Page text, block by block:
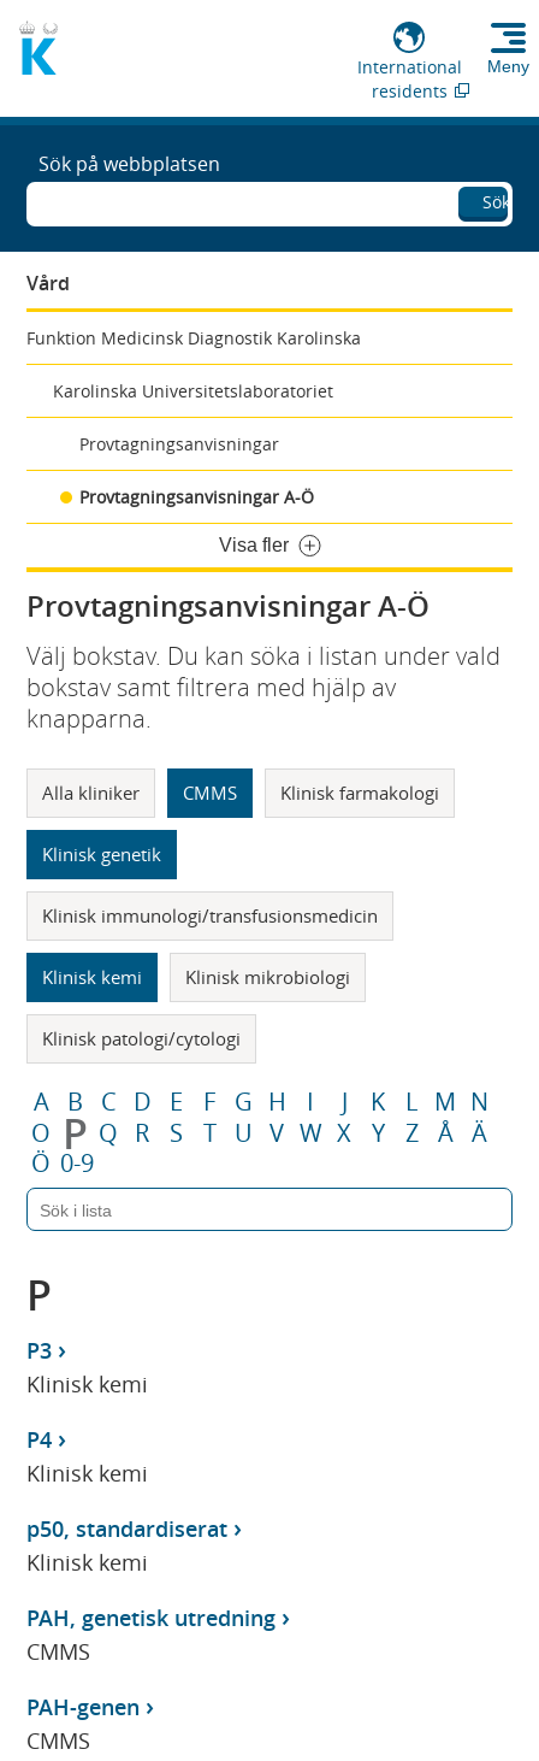
International
residents
Meny
Sök på webbplatsen
Sök
Vård
Funktion Medicinsk Diagnostik Karolinska
Karolinska Universitetslaboratoriet
Provtagningsanvisningar
Provtagningsanvisningar A-Ö
Visa fler
Provtagningsanvisningar A-Ö
Välj bokstav. Du kan söka i listan under vald
bokstav samt filtrera med hjälp av
knapparna.
Alla kliniker CMMS Klinisk farmakologi
Klinisk genetik
Klinisk immunologi/transfusionsmedicin
Klinisk kemi Klinisk mikrobiologi
Klinisk patologi/cytologi
A B C D E F G H I J K L M N
O P Q R S T U V W X Y Z Å Ä
Ö 0-9
P
P3
Klinisk kemi
P4
Klinisk kemi
p50, standardiserat
Klinisk kemi
PAH, genetisk utredning
CMMS
PAH-genen
CMMS